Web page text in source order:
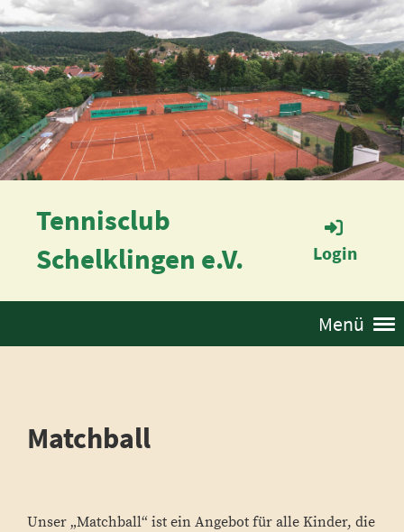
Tennisclub
Schelklingen e.V.
Login
Menü
Matchball
Unser „Matchball“ ist ein Angebot für alle Kinder, die